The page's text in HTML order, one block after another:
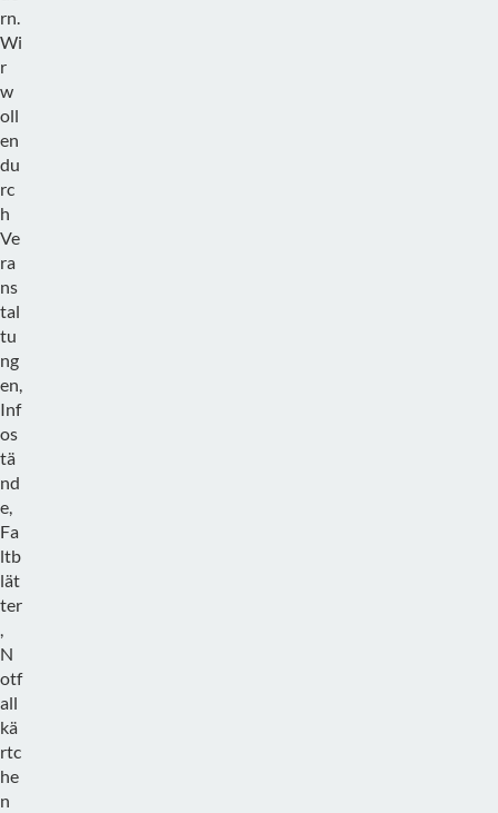
rn.
Wi
r
w
oll
en
du
rc
h
Ve
ra
ns
tal
tu
ng
en,
Inf
os
tä
nd
e,
Fa
ltb
lät
ter
,
N
otf
all
kä
rtc
he
n